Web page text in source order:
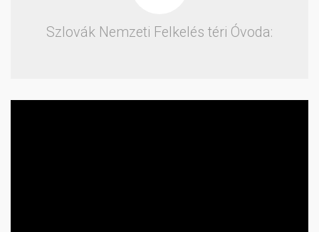
Szlovák Nemzeti Felkelés téri Óvoda: